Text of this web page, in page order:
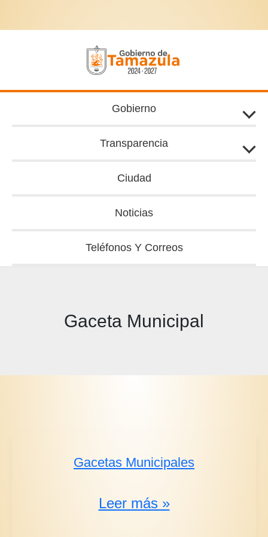
al
Gobierno
Transparencia
Ciudad
Noticias
Teléfonos Y Correos
Gaceta Municipal
Gacetas Municipales
Gacetas
Leer más »